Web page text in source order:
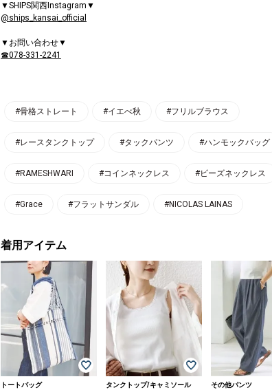
▼SHIPS関西Instagram▼
@ships_kansai_official
▼お問い合わせ▼
☎078-331-2241
#骨格ストレート #イエべ秋 #フリルブラウス
#レースタンクトップ #タックパンツ #ハンモックバッグ
#RAMESHWARI #コインネックレス #ビーズネックレス
#Grace #フラットサンダル #NICOLAS LAINAS
着用アイテム
トートバッグ
タンクトップ/キャミソール
その他パンツ